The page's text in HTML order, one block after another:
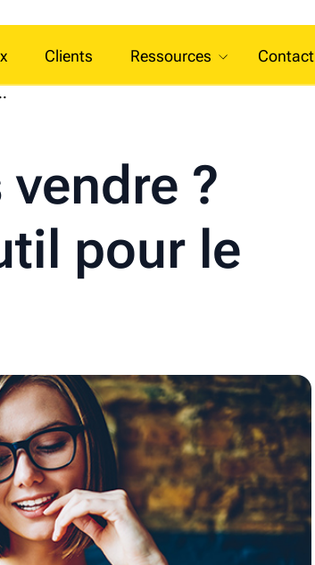
Clients Ressources Contact
?
pour le